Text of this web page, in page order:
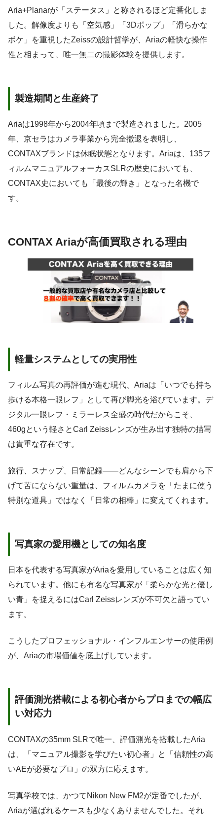
Aria+Planarが「ステータス」と称されるほど定番化しま
した。解像度よりも「空気感」「3Dポップ」「滑らかな
ボケ」を重視したZeissの設計哲学が、Ariaの軽快な操作
性と相まって、唯一無二の撮影体験を提供します。
製造期間と生産終了
Ariaは1998年から2004年頃まで製造されました。2005
年、京セラはカメラ事業から完全撤退を表明し、
CONTAXブランドは休眠状態となります。Ariaは、135フ
ィルムマニュアルフォーカスSLRの歴史においても、
CONTAX史においても「最後の輝き」となった名機で
す。
CONTAX Ariaが高価買取される理由
軽量システムとしての実用性
フィルム写真の再評価が進む現代、Ariaは「いつでも持ち
歩ける本格一眼レフ」として再び脚光を浴びています。デ
ジタル一眼レフ・ミラーレス全盛の時代だからこそ、
460gという軽さとCarl Zeissレンズが生み出す独特の描写
は貴重な存在です。
旅行、スナップ、日常記録——どんなシーンでも肩から下
げて苦にならない重量は、フィルムカメラを「たまに使う
特別な道具」ではなく「日常の相棒」に変えてくれます。
写真家の愛用機としての知名度
日本を代表する写真家がAriaを愛用していることは広く知
られています。他にも有名な写真家が「柔らかな光と優し
い青」を捉えるにはCarl Zeissレンズが不可欠と語ってい
ます。
こうしたプロフェッショナル・インフルエンサーの使用例
が、Ariaの市場価値を底上げしています。
評価測光搭載による初心者からプロまでの幅広
い対応力
CONTAXの35mm SLRで唯一、評価測光を搭載したAria
は、「マニュアル撮影を学びたい初心者」と「信頼性の高
いAEが必要なプロ」の双方に応えます。
写真学校では、かつてNikon New FM2が定番でしたが、
Ariaが選ばれるケースも少なくありませんでした。それ